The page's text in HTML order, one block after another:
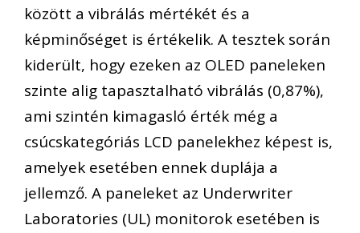
között a vibrálás mértékét és a
képminőséget is értékelik. A tesztek során
kiderült, hogy ezeken az OLED paneleken
szinte alig tapasztalható vibrálás (0,87%),
ami szintén kimagasló érték még a
csúcskategóriás LCD panelekhez képest is,
amelyek esetében ennek duplája a
jellemző. A paneleket az Underwriter
Laboratories (UL) monitorok esetében is